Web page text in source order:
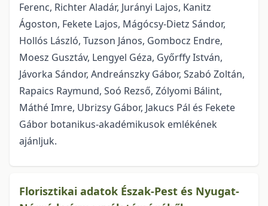
Ferenc, Richter Aladár, Jurányi Lajos, Kanitz
Ágoston, Fekete Lajos, Mágócsy-Dietz Sándor,
Hollós László, Tuzson János, Gombocz Endre,
Moesz Gusztáv, Lengyel Géza, Győrffy István,
Jávorka Sándor, Andreánszky Gábor, Szabó Zoltán,
Rapaics Raymund, Soó Rezső, Zólyomi Bálint,
Máthé Imre, Ubrizsy Gábor, Jakucs Pál és Fekete
Gábor botanikus-akadémikusok emlékének
ajánljuk.
Florisztikai adatok Észak-Pest és Nyugat-